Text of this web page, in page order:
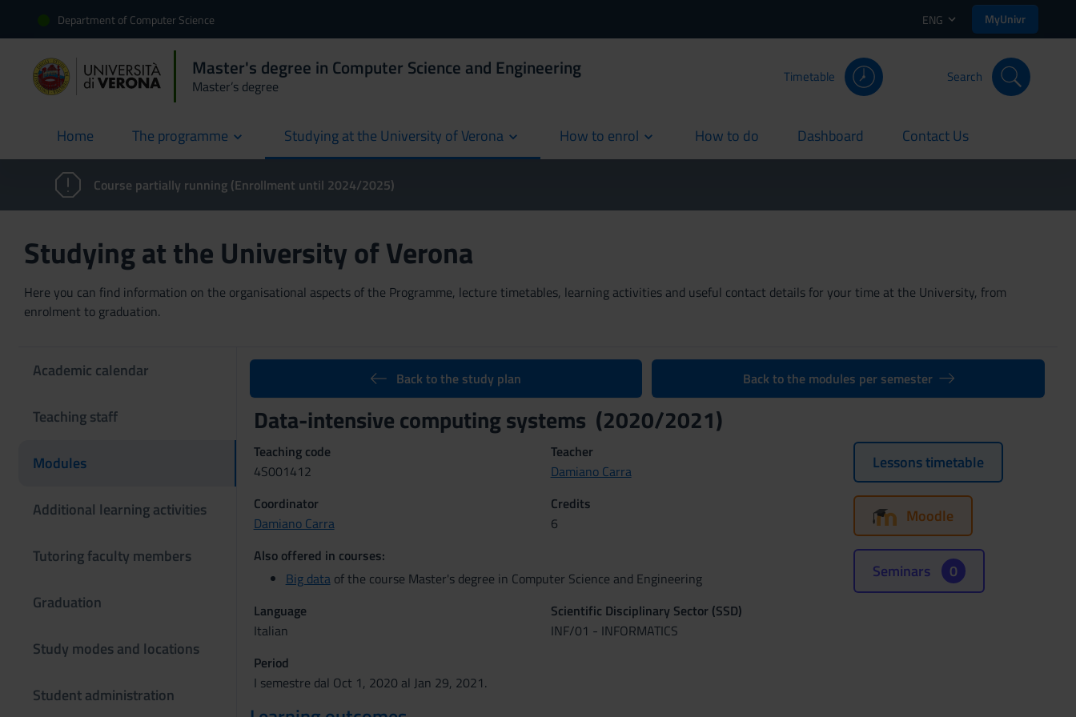
Department of Computer Science ENG MyUnivr
Master's degree in Computer Science and Engineering
Master’s degree
Timetable Search
Home
current The programme Studying at the University of Verona How to enrol How to do
current Dashboard
current Contact Us
current
Course partially running (Enrollment until 2024/2025)
Studying at the University of Verona
Here you can find information on the organisational aspects of the Programme, lecture timetables, learning activities and useful contact details for your time at the University, from
enrolment to graduation.
Academic calendar
Teaching staff
Modules
Additional learning activities
Tutoring faculty members
Graduation
Study modes and locations
Student administration
Back to the study plan Back to the modules per semester
Data-intensive computing systems (2020/2021)
Teaching code
4S001412
Teacher
Damiano Carra
Coordinator
Damiano Carra
Credits
6
Also offered in courses:
Big dataof the course Master's degree in Computer Science and Engineering
Language
Italian
Scientific Disciplinary Sector (SSD)
INF/01 - INFORMATICS
Period
I semestre dal Oct 1, 2020 al Jan 29, 2021.
Lessons timetable
Moodle
Seminars 0